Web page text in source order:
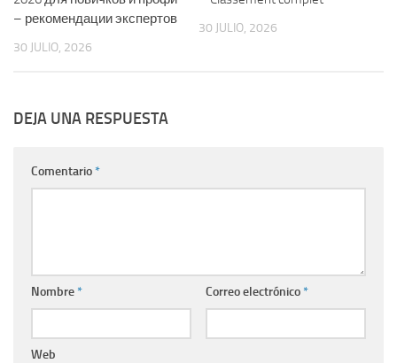
– рекомендации экспертов
30 JULIO, 2026
30 JULIO, 2026
DEJA UNA RESPUESTA
Comentario*
Nombre* Correo electrónico*
Web